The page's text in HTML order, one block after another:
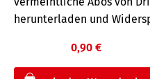
herunterladen und
0,90 €